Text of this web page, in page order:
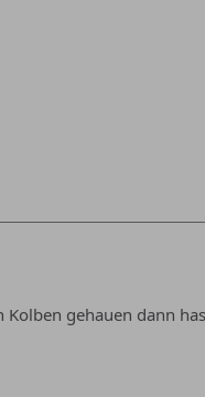
gehauen dann